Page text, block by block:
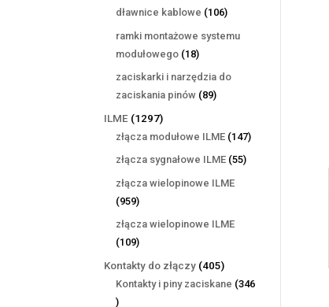
dławnice kablowe 106106
ramki montażowe systemu
modułowego 1818
produktów
zaciskarki i narzędzia do
zaciskania pinów 8989
ILME 12971297
produktów
złącza modułowe ILME 147147
złącza sygnałowe ILME 5555
złącza wielopinowe ILME
959959
produktów
złącza wielopinowe ILME
109109
produktów
Kontakty do złączy 405405
produktów
Kontakty i piny zaciskane 346
346